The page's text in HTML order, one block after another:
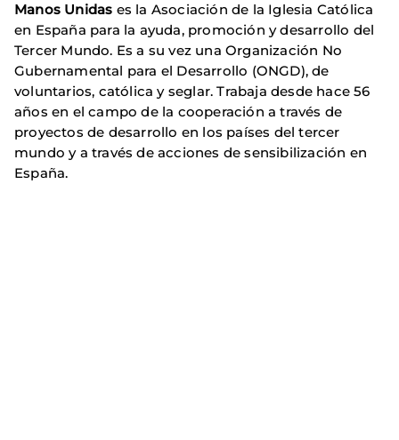
Manos Unidas es la Asociación de la Iglesia Católica
en España para la ayuda, promoción y desarrollo del
Tercer Mundo. Es a su vez una Organización No
Gubernamental para el Desarrollo (ONGD), de
voluntarios, católica y seglar. Trabaja desde hace 56
años en el campo de la cooperación a través de
proyectos de desarrollo en los países del tercer
mundo y a través de acciones de sensibilización en
España.